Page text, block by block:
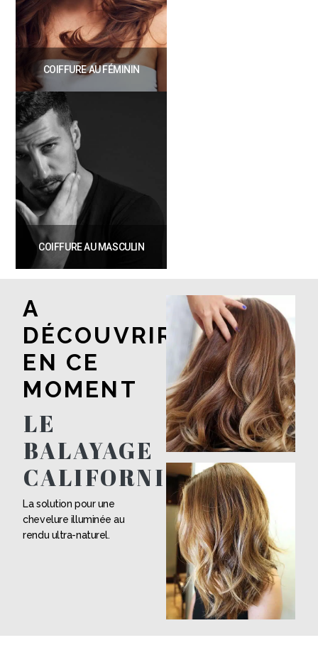
COIFFURE AU FÉMININ
COIFFURE AU MASCULIN
A
DÉCOUVRIR
EN CE
MOMENT
LE
BALAYAGE
CALIFORNIEN
La solution pour une
chevelure illuminée au
rendu ultra-naturel.